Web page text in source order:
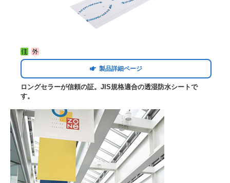
製品詳細ページ
ロングセラーが信頼の証。JIS規格適合の透湿防水シートで
す。